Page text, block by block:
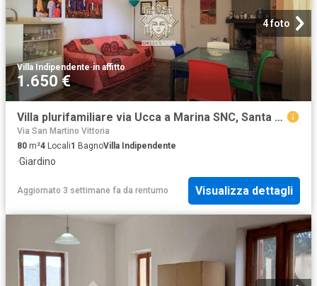
4 foto
Villa Indipendente·in affitto
1.650 €
Villa plurifamiliare via Ucca a Marina SNC, Santa Maria Del Focallo, Ispica
Via San Martino Vittoria
80 m²4 Locali1 BagnoVilla Indipendente
·Giardino
Aggiornato 3 settimane fa da rentumo Visualizza dettagli